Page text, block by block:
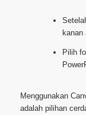
kanan
Pilih
Menggunakan
adalah pilihan